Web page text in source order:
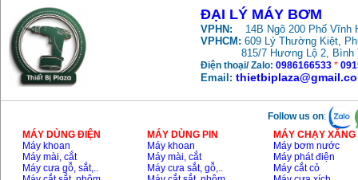
ĐẠI LÝ MÁY BƠM
VPHN: 14B Ngõ 200 Phố Vĩnh
VPHCM: 609 Lý Thường Kiệt,
815/7 Hương Lộ 2, Bình
Điện thoại/ Zalo: 0986166533 *
Email:
Follow us on:
MÁY DÙNG ĐIỆN
Máy khoan
Máy mài, cắt
Máy cưa gỗ, sắt,..
MÁY DÙNG PIN
Máy khoan
Máy mài, cắt
Máy cưa sắt, gỗ,..
MÁY CHẠY
Máy bơm nước
Máy phát điện
Máy cắt cỏ